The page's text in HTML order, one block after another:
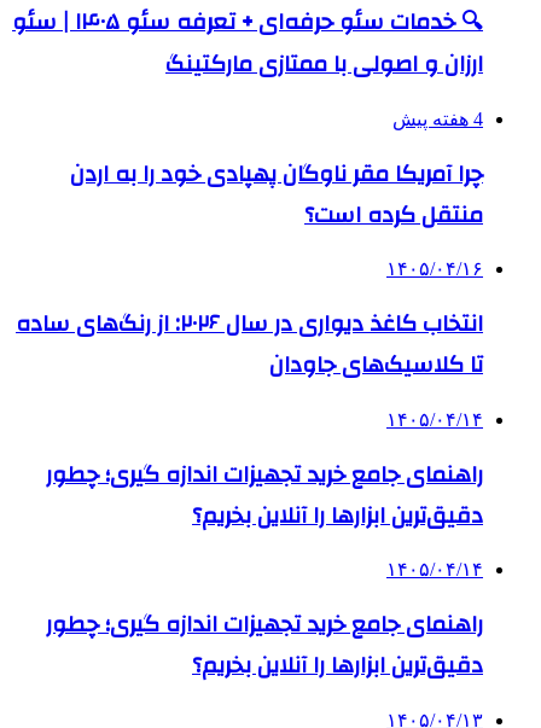
🔍 خدمات سئو حرفه‌ای + تعرفه سئو ۱۴۰۵ | سئو
ارزان و اصولی با ممتازی مارکتینگ
4 هفته پیش
چرا آمریکا مقر ناوگان پهپادی خود را به اردن
منتقل کرده است؟
۱۴۰۵/۰۴/۱۶
انتخاب کاغذ دیواری در سال ۲۰۲۶: از رنگ‌های ساده
تا کلاسیک‌های جاودان
۱۴۰۵/۰۴/۱۴
راهنمای جامع خرید تجهیزات اندازه گیری؛ چطور
دقیق‌ترین ابزارها را آنلاین بخریم؟
۱۴۰۵/۰۴/۱۴
راهنمای جامع خرید تجهیزات اندازه گیری؛ چطور
دقیق‌ترین ابزارها را آنلاین بخریم؟
۱۴۰۵/۰۴/۱۳